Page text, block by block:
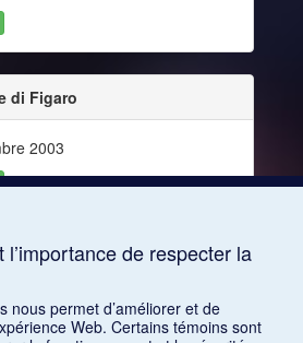
di Figaro
2003
2005
l’importance de respecter la
nous permet d’améliorer et de
Web. Certains témoins sont